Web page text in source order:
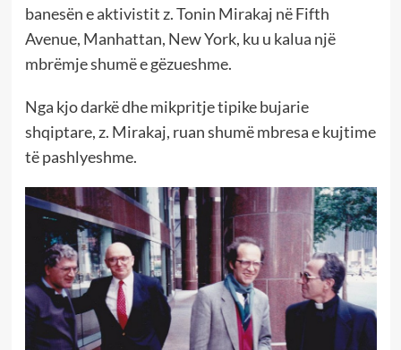
banesën e aktivistit z. Tonin Mirakaj në Fifth
Avenue, Manhattan, New York, ku u kalua një
mbrëmje shumë e gëzueshme.
Nga kjo darkë dhe mikpritje tipike bujarie
shqiptare, z. Mirakaj, ruan shumë mbresa e kujtime
të pashlyeshme.